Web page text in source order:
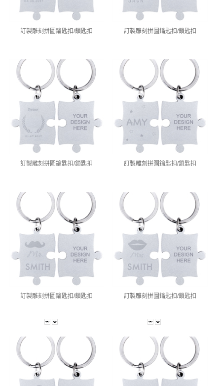
訂製雕刻拼圖鑰匙扣/鎖匙扣 訂製雕刻拼圖鑰匙扣/鎖匙扣
訂製雕刻拼圖鑰匙扣/鎖匙扣 訂製雕刻拼圖鑰匙扣/鎖匙扣
訂製雕刻拼圖鑰匙扣/鎖匙扣 訂製雕刻拼圖鑰匙扣/鎖匙扣